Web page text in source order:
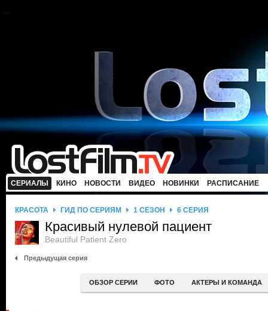
СЕРИАЛЫ КИНО НОВОСТИ ВИДЕО НОВИНКИ РАСПИСАНИЕ
КРАСОТА ГИД ПО СЕРИЯМ 1 СЕЗОН 6 СЕРИЯ
Красивый нулевой пациент
Beautiful Patient Zero
Предыдущая серия
ОБЗОР СЕРИИ ФОТО АКТЕРЫ И КОМАНДА